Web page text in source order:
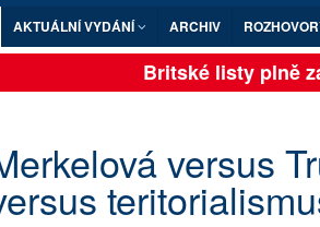
AKTUÁLNÍ VYDÁNÍ ARCHIV
Britské listy plně
versus